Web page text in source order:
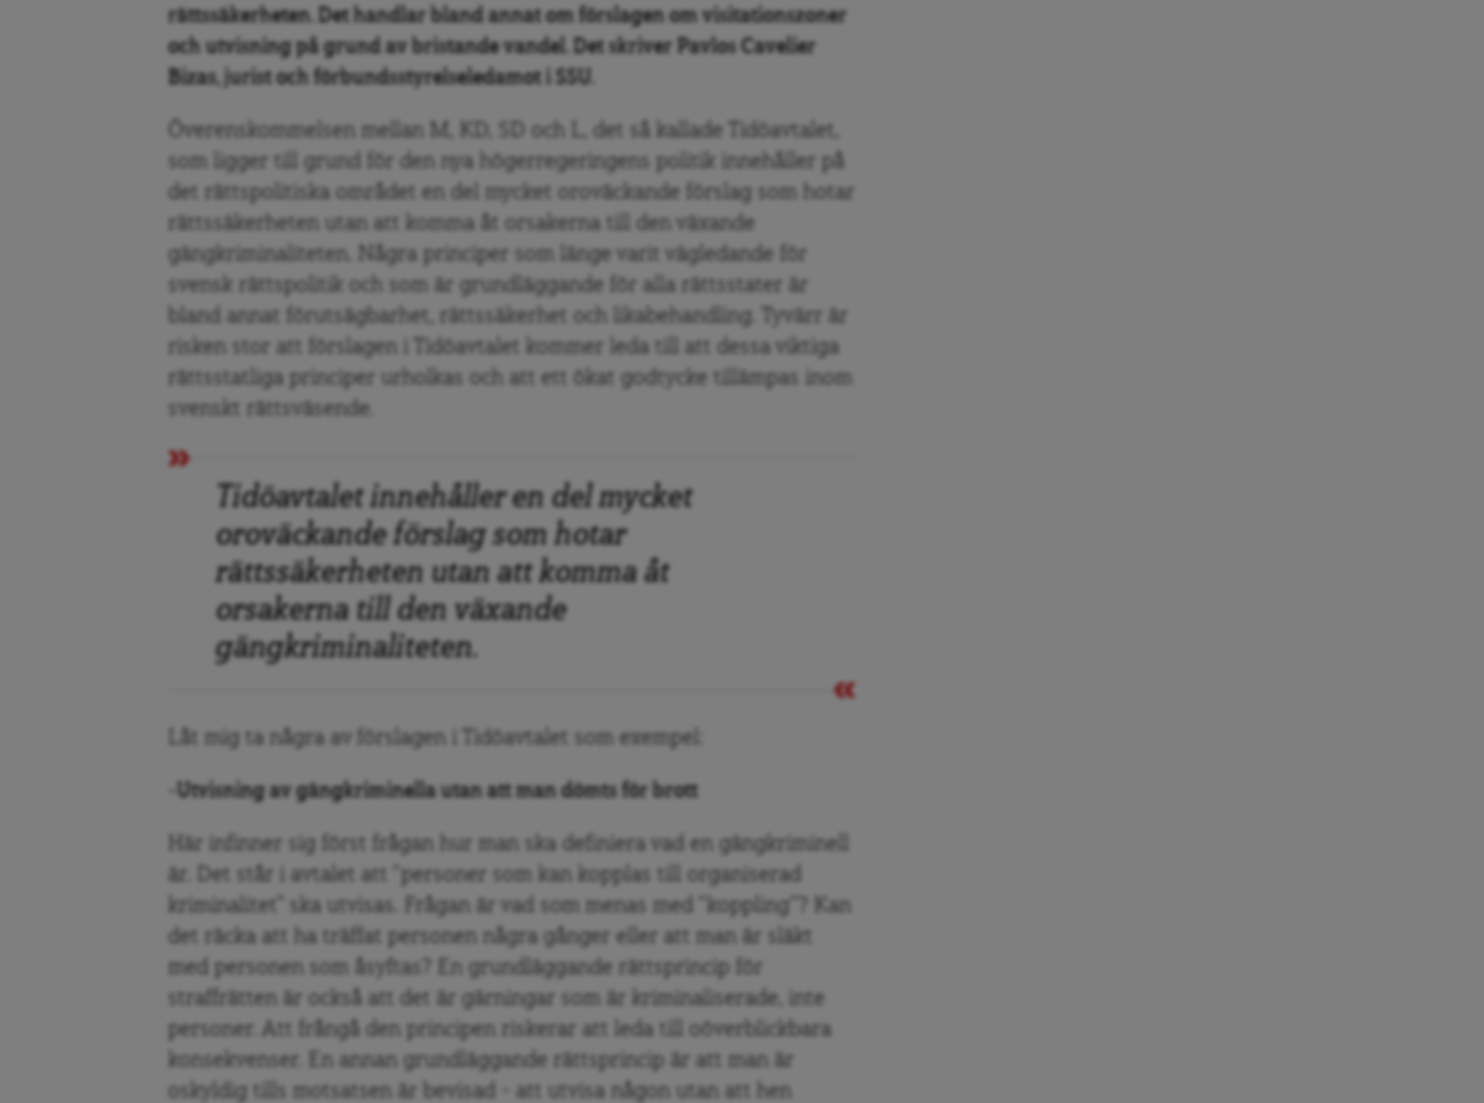
rättssäkerheten. Det handlar bland annat om förslagen om visitationszoner
och utvisning på grund av bristande vandel. Det skriver Pavlos Cavelier
Bizas, jurist och förbundsstyrelseledamot i SSU.
Överenskommelsen mellan M, KD, SD och L, det så kallade Tidöavtalet,
som ligger till grund för den nya högerregeringens politik innehåller på
det rättspolitiska området en del mycket oroväckande förslag som hotar
rättssäkerheten utan att komma åt orsakerna till den växande
gängkriminaliteten. Några principer som länge varit vägledande för
svensk rättspolitik och som är grundläggande för alla rättsstater är
bland annat förutsägbarhet, rättssäkerhet och likabehandling. Tyvärr är
risken stor att förslagen i Tidöavtalet kommer leda till att dessa viktiga
rättsstatliga principer urholkas och att ett ökat godtycke tillämpas inom
svenskt rättsväsende.
Tidöavtalet innehåller en del mycket
oroväckande förslag som hotar
rättssäkerheten utan att komma åt
orsakerna till den växande
gängkriminaliteten.
Låt mig ta några av förslagen i Tidöavtalet som exempel:
-Utvisning av gängkriminella utan att man dömts för brott
Här infinner sig först frågan hur man ska definiera vad en gängkriminell
är. Det står i avtalet att “personer som kan kopplas till organiserad
kriminalitet” ska utvisas. Frågan är vad som menas med “koppling”? Kan
det räcka att ha träffat personen några gånger eller att man är släkt
med personen som åsyftas? En grundläggande rättsprincip för
straffrätten är också att det är gärningar som är kriminaliserade, inte
personer. Att frångå den principen riskerar att leda till oöverblickbara
konsekvenser. En annan grundläggande rättsprincip är att man är
oskyldig tills motsatsen är bevisad – att utvisa någon utan att hen